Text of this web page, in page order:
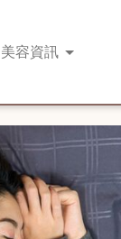
美容資訊